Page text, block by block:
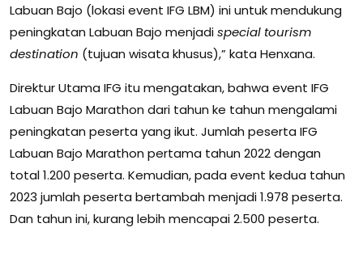
Labuan Bajo (lokasi event IFG LBM) ini untuk mendukung
peningkatan Labuan Bajo menjadispecial tourism
destination (tujuan wisata khusus),” kata Henxana.
Direktur Utama IFG itu mengatakan, bahwa event IFG
Labuan Bajo Marathon dari tahun ke tahun mengalami
peningkatan peserta yang ikut. Jumlah peserta IFG
Labuan Bajo Marathon pertama tahun 2022 dengan
total 1.200 peserta. Kemudian, pada event kedua tahun
2023 jumlah peserta bertambah menjadi 1.978 peserta.
Dan tahun ini, kurang lebih mencapai 2.500 peserta.